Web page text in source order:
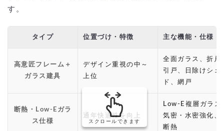
す。
タイプ 位置づけ・特徴 主な機能・仕様
高意匠フレーム＋
ガラス建具
デザイン重視の中～
上位
全面ガラス、折戸
引戸、日除けシェ
ド、網戸
断熱・Low-Eガラ
ス仕様
通年快適性を向上
Low-E複層ガラス
気密・水密強化、
断熱
スクロールできます